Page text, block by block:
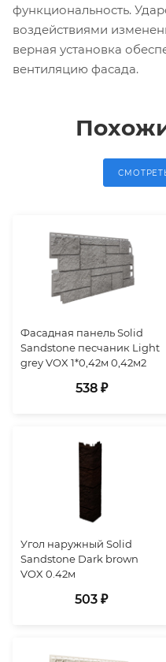
функциональность.
воздействиями
верная установка
вентиляцию фасада.
Фасадная панель Solid
Sandstone песчаник Light
grey VOX 1*0,42м 0,42м2
538 ₽
Угол наружный Solid
Sandstone Dark brown
VOX 0.42м
503 ₽